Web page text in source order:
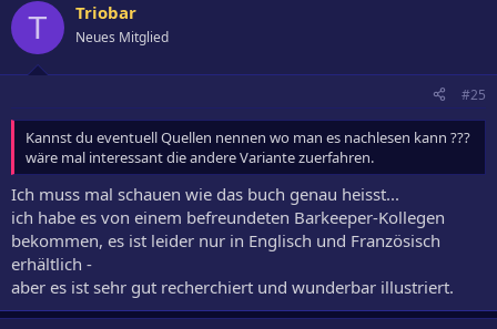
T Triobar
Neues Mitglied
#25
Kannst du eventuell Quellen nennen wo man es nachlesen kann ???
wäre mal interessant die andere Variante zuerfahren.
Ich muss mal schauen wie das buch genau heisst...
ich habe es von einem befreundeten Barkeeper-Kollegen
bekommen, es ist leider nur in Englisch und Französisch
erhältlich -
aber es ist sehr gut recherchiert und wunderbar illustriert.